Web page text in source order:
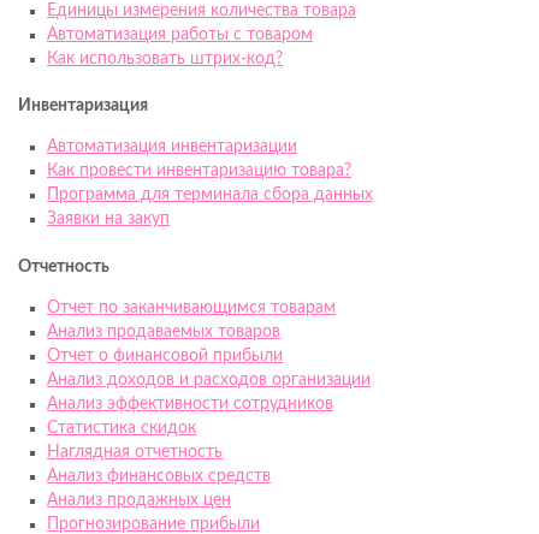
Единицы измерения количества товара
Автоматизация работы с товаром
Как использовать штрих-код?
Инвентаризация
Автоматизация инвентаризации
Как провести инвентаризацию товара?
Программа для терминала сбора данных
Заявки на закуп
Отчетность
Отчет по заканчивающимся товарам
Анализ продаваемых товаров
Отчет о финансовой прибыли
Анализ доходов и расходов организации
Анализ эффективности сотрудников
Статистика скидок
Наглядная отчетность
Анализ финансовых средств
Анализ продажных цен
Прогнозирование прибыли